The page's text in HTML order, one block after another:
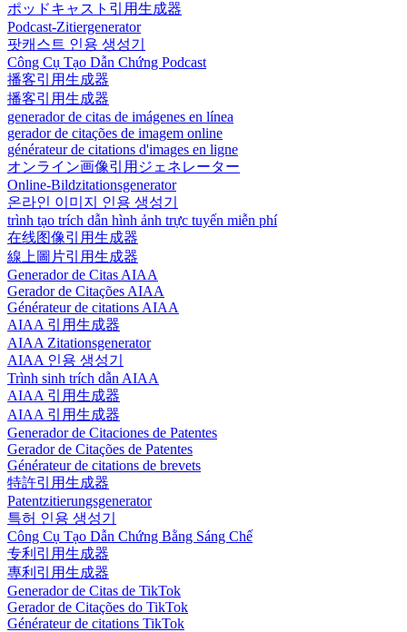
ポッドキャスト引用生成器
Podcast-Zitiergenerator
팟캐스트 인용 생성기
Công Cụ Tạo Dẫn Chứng Podcast
播客引用生成器
播客引用生成器
generador de citas de imágenes en línea
gerador de citações de imagem online
générateur de citations d'images en ligne
オンライン画像引用ジェネレーター
Online-Bildzitationsgenerator
온라인 이미지 인용 생성기
trình tạo trích dẫn hình ảnh trực tuyến miễn phí
在线图像引用生成器
線上圖片引用生成器
Generador de Citas AIAA
Gerador de Citações AIAA
Générateur de citations AIAA
AIAA 引用生成器
AIAA Zitationsgenerator
AIAA 인용 생성기
Trình sinh trích dẫn AIAA
AIAA 引用生成器
AIAA 引用生成器
Generador de Citaciones de Patentes
Gerador de Citações de Patentes
Générateur de citations de brevets
特許引用生成器
Patentzitierungsgenerator
특허 인용 생성기
Công Cụ Tạo Dẫn Chứng Bằng Sáng Chế
专利引用生成器
專利引用生成器
Generador de Citas de TikTok
Gerador de Citações do TikTok
Générateur de citations TikTok